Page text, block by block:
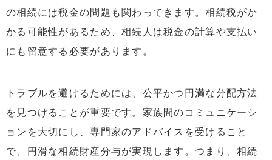
の相続には税金の問題も関わってきます。相続税がか
かる可能性があるため、相続人は税金の計算や支払い
にも留意する必要があります。
トラブルを避けるためには、公平かつ円満な分配方法
を見つけることが重要です。家族間のコミュニケーシ
ョンを大切にし、専門家のアドバイスを受けること
で、円滑な相続財産分与が実現します。つまり、相続